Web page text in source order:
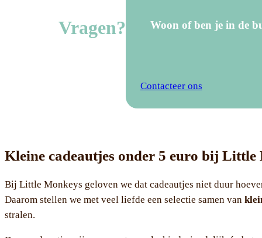
Vragen? Woon of ben je in de
Contacteer ons
Kleine cadeautjes onder 5 euro bij
Bij Little Monkeys geloven we dat cadeautjes niet duur
Daarom stellen we met veel liefde een selectie samen van
stralen.